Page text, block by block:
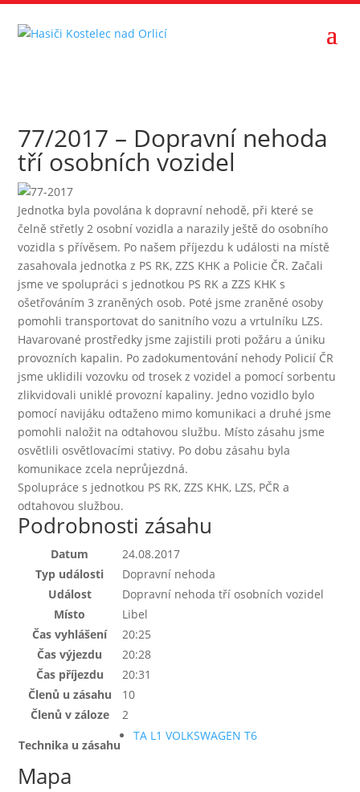
77/2017 – Dopravní nehoda
tří osobních vozidel
Jednotka byla povolána k dopravní nehodě, při které se
čelně střetly 2 osobní vozidla a narazily ještě do osobního
vozidla s přívěsem. Po našem příjezdu k události na místě
zasahovala jednotka z PS RK, ZZS KHK a Policie ČR. Začali
jsme ve spolupráci s jednotkou PS RK a ZZS KHK s
ošetřováním 3 zraněných osob. Poté jsme zraněné osoby
pomohli transportovat do sanitního vozu a vrtulníku LZS.
Havarované prostředky jsme zajistili proti požáru a úniku
provozních kapalin. Po zadokumentování nehody Policií ČR
jsme uklidili vozovku od trosek z vozidel a pomocí sorbentu
zlikvidovali uniklé provozní kapaliny. Jedno vozidlo bylo
pomocí navijáku odtaženo mimo komunikaci a druhé jsme
pomohli naložit na odtahovou službu. Místo zásahu jsme
osvětlili osvětlovacími stativy. Po dobu zásahu byla
komunikace zcela neprůjezdná.
Spolupráce s jednotkou PS RK, ZZS KHK, LZS, PČR a
odtahovou službou.
Podrobnosti zásahu
Datum
24.08.2017
Typ události
Dopravní nehoda
Událost
Dopravní nehoda tří osobních vozidel
Místo
Libel
Čas vyhlášení
20:25
Čas výjezdu
20:28
Čas příjezdu
20:31
Členů u zásahu
10
Členů v záloze
2
Technika u zásahu
TA L1 VOLKSWAGEN T6
Mapa